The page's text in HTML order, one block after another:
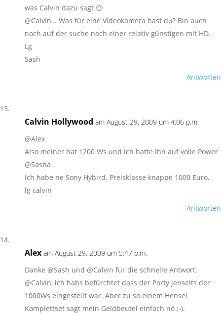
was Calvin dazu sagt 🙂
@Calvin… Was für eine Videokamera hast du? Bin auch
noch auf der suche nach einer relativ günstigen mit HD.
Lg
Sash
Antworten
Calvin Hollywood am August 29, 2009 um 4:06 p.m.
@Alex
Also meiner hat 1200 Ws und ich hatte ihn auf volle Power
@Sasha
Ich habe ne Sony Hybird. Preisklasse knappe 1000 Euro.
lg calvin
Antworten
Alex am August 29, 2009 um 5:47 p.m.
Danke @Sash und @Calvin für die schnelle Antwort.
@Calvin, ich habs befürchtet dass der Porty jenseits der
1000Ws eingestellt war. Aber zu so einem Hensel
Komplettset sagt mein Geldbeutel einfach nö ;-).